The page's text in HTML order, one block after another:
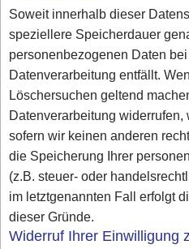
Soweit innerhalb dieser
speziellere Speicherdauer
personenbezogenen Daten
Datenverarbeitung entfällt.
Löschersuchen geltend
Datenverarbeitung
sofern wir keinen anderen
die Speicherung Ihrer
(z.B. steuer- oder
im letztgenannten Fall erfolgt
dieser Gründe.
Widerruf Ihrer Einwilligung